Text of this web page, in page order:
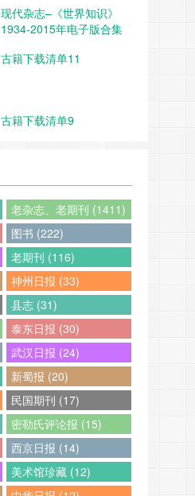
现代杂志–《世界知识》
1934-2015年电子版合集
古籍下载清单11
古籍下载清单9
老杂志、老期刊 (1411)
图书 (222)
老期刊 (116)
神州日报 (33)
县志 (31)
泰东日报 (30)
武汉日报 (24)
新蜀报 (20)
民国期刊 (17)
密勒氏评论报 (15)
西京日报 (14)
美术馆珍藏 (12)